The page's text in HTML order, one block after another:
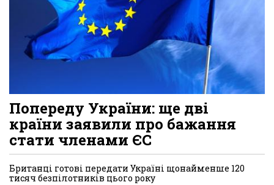
Попереду України: ще дві
країни заявили про бажання
стати членами ЄС
Британці готові передати Україні щонайменше 120
тисяч безпілотників цього року